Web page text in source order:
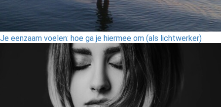
Je eenzaam voelen: hoe ga je hiermee om (als lichtwerker)